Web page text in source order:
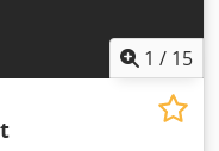
1 / 15